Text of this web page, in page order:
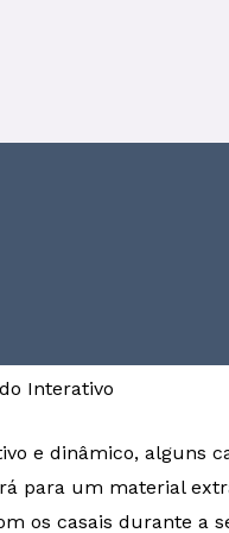
Interativo
e dinâmico, alguns
para um material
os casais durante a